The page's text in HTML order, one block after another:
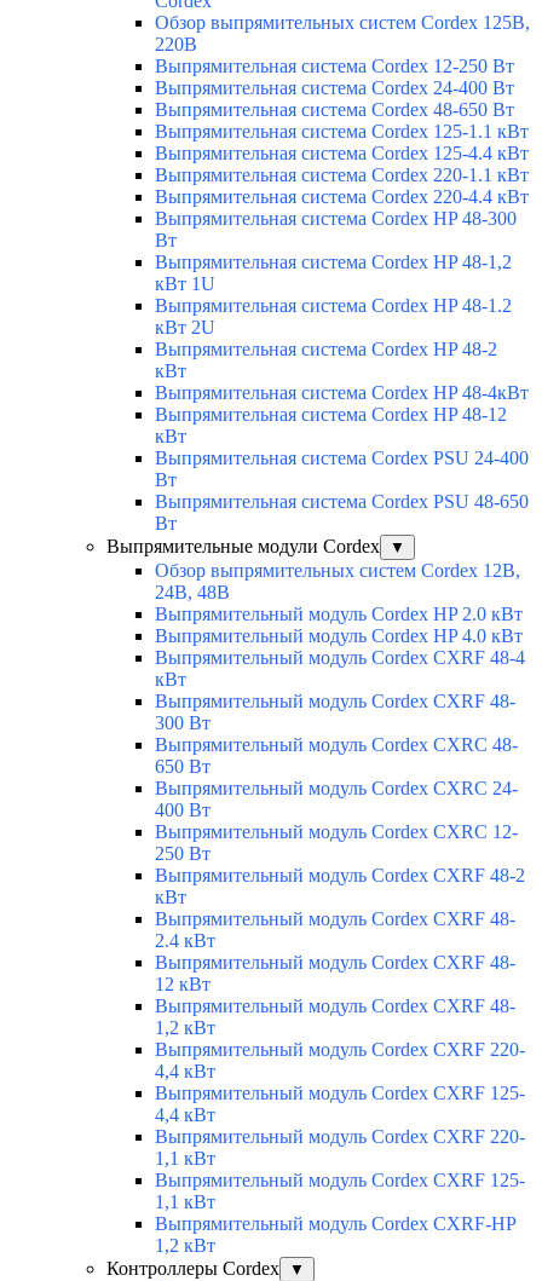
Обзор выпрямительных систем Cordex 125В,
220В
Выпрямительная система Cordex 12-250 Вт
Выпрямительная система Cordex 24-400 Вт
Выпрямительная система Cordex 48-650 Вт
Выпрямительная система Cordex 125-1.1 кВт
Выпрямительная система Cordex 125-4.4 кВт
Выпрямительная система Cordex 220-1.1 кВт
Выпрямительная система Cordex 220-4.4 кВт
Выпрямительная система Cordex HP 48-300
Вт
Выпрямительная система Cordex HP 48-1,2
кВт 1U
Выпрямительная система Cordex HP 48-1.2
кВт 2U
Выпрямительная система Cordex HP 48-2
кВт
Выпрямительная система Cordex HP 48-4кВт
Выпрямительная система Cordex HP 48-12
кВт
Выпрямительная система Cordex PSU 24-400
Вт
Выпрямительная система Cordex PSU 48-650
Вт
Выпрямительные модули Cordex
▼
Обзор выпрямительных систем Cordex 12В,
24В, 48В
Выпрямительный модуль Cordex HP 2.0 кВт
Выпрямительный модуль Cordex HP 4.0 кВт
Выпрямительный модуль Cordex CXRF 48-4
кВт
Выпрямительный модуль Cordex CXRF 48-
300 Вт
Выпрямительный модуль Cordex CXRС 48-
650 Вт
Выпрямительный модуль Cordex CXRС 24-
400 Вт
Выпрямительный модуль Cordex CXRС 12-
250 Вт
Выпрямительный модуль Cordex CXRF 48-2
кВт
Выпрямительный модуль Cordex CXRF 48-
2.4 кВт
Выпрямительный модуль Cordex CXRF 48-
12 кВт
Выпрямительный модуль Cordex CXRF 48-
1,2 кВт
Выпрямительный модуль Cordex CXRF 220-
4,4 кВт
Выпрямительный модуль Cordex CXRF 125-
4,4 кВт
Выпрямительный модуль Cordex CXRF 220-
1,1 кВт
Выпрямительный модуль Cordex CXRF 125-
1,1 кВт
Выпрямительный модуль Cordex CXRF-HP
1,2 кВт
Контроллеры Cordex
▼